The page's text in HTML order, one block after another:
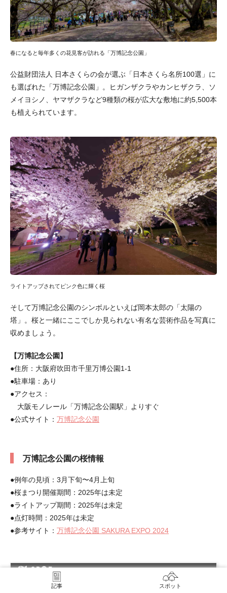
春になると毎年多くの花見客が訪れる「万博記念公園」
公益財団法人 日本さくらの会が選ぶ「日本さくら名所100選」に
も選ばれた「万博記念公園」。ヒガンザクラやカンヒザクラ、ソ
メイヨシノ、ヤマザクラなど9種類の桜が広大な敷地に約5,500本
も植えられています。
ライトアップされてピンク色に輝く桜
そして万博記念公園のシンボルといえば岡本太郎の「太陽の
塔」。桜と一緒にここでしか見られない有名な芸術作品を写真に
収めましょう。
【万博記念公園】
●住所：大阪府吹田市千里万博公園1-1
●駐車場：あり
●アクセス：
大阪モノレール「万博記念公園駅」よりすぐ
●公式サイト： 万博記念公園
万博記念公園の桜情報
●例年の見頃：3月下旬〜4月上旬
●桜まつり開催期間：2025年は未定
●ライトアップ期間：2025年は未定
●点灯時間：2025年は未定
●参考サイト： 万博記念公園 SAKURA EXPO 2024
SP T
記事 スポット